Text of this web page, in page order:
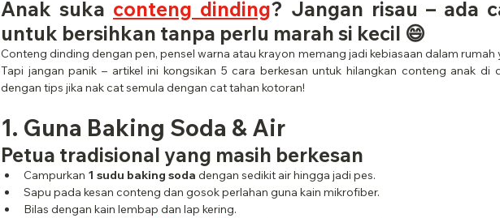
Anak suka conteng dinding? Jangan risau – ada
untuk bersihkan tanpa perlu marah si kecil 😄
Conteng dinding dengan pen, pensel warna atau krayon memang jadi kebiasaan dalam rumah
Tapi jangan panik – artikel ini kongsikan 5 cara berkesan untuk hilangkan conteng anak di
dengan tips jika nak cat semula dengan cat tahan kotoran!
1. Guna Baking Soda & Air
Petua tradisional yang masih berkesan
Campurkan 1 sudu baking soda dengan sedikit air hingga jadi pes.
Sapu pada kesan conteng dan gosok perlahan guna kain mikrofiber.
Bilas dengan kain lembap dan lap kering.